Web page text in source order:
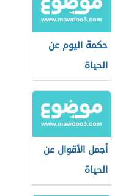
حكمة اليوم عن
الحياة
أجمل الأقوال عن
الحياة